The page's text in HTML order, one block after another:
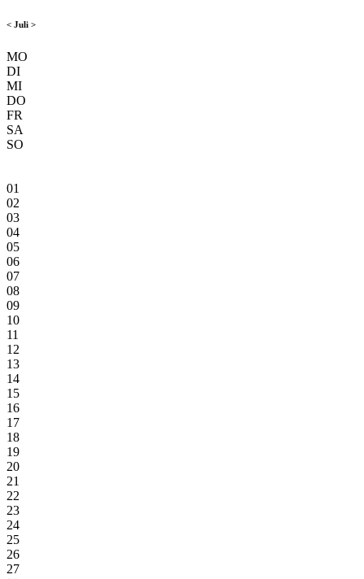
< Juli >
MO
DI
MI
DO
FR
SA
SO
01
02
03
04
05
06
07
08
09
10
11
12
13
14
15
16
17
18
19
20
21
22
23
24
25
26
27